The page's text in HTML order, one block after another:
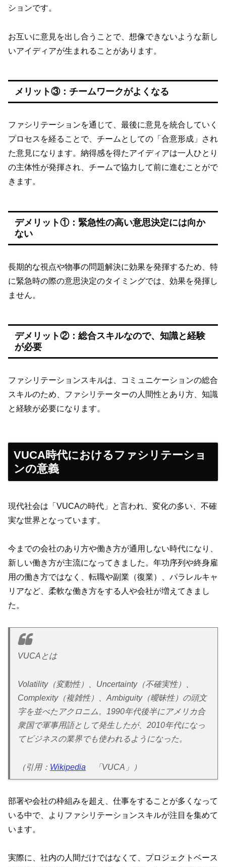
ションです。
お互いに意見を出し合うことで、想像できないような新し
いアイディアが生まれることがあります。
メリット③：チームワークがよくなる
ファシリテーションを通じて、最後に意見を統合していく
プロセスを経ることで、チームとしての「合意形成」され
た意見になります。納得感を得たアイディアは一人ひとり
の主体性が発揮され、チームで協力して前に進むことがで
きます。
デメリット①：緊急性の高い意思決定には向か
ない
長期的な視点や物事の問題解決に効果を発揮するため、特
に緊急時の際の意思決定のタイミングでは、効果を発揮し
ません。
デメリット②：総合スキルなので、知識と経験
が必要
ファシリテーションスキルは、コミュニケーションの総合
スキルのため、ファシリテーターの人間性とあり方、知識
と経験が必要になります。
VUCA時代におけるファシリテーショ
ンの意義
現代社会は「VUCAの時代」と言われ、変化の多い、不確
実な世界となっています。
今までの会社のあり方や働き方が通用しない時代になり、
新しい働き方が主流になってきました。年功序列や終身雇
用の働き方ではなく、転職や副業（復業）、パラレルキャ
リアなど、柔軟な働き方をする人や会社が増えてきまし
た。
VUCAとは
Volatility（変動性）、Uncertainty（不確実性）、
Complexity（複雑性）、Ambiguity（曖昧性）の頭文
字を並べたアクロニム。1990年代後半にアメリカ合
衆国で軍事用語として発生したが、2010年代になっ
てビジネスの業界でも使われるようになった。
（引用： Wikipedia 「VUCA」）
部署や会社の枠組みを超え、仕事をすることが多くなって
いる中で、よりファシリテーションスキルが注目を集めて
います。
実際に、社内の人間だけではなくて、プロジェクトベース